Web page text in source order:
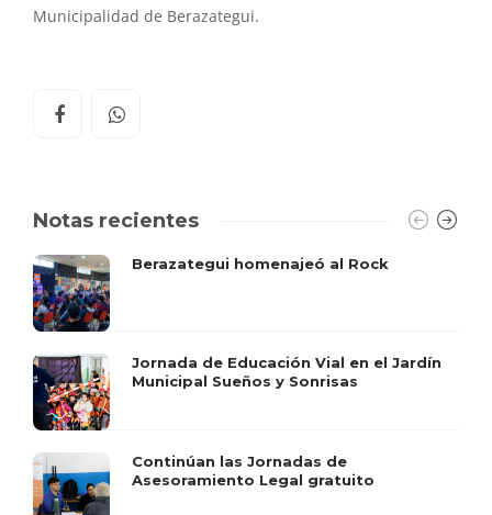
Municipalidad de Berazategui.
Notas recientes
Berazategui homenajeó al Rock
Jornada de Educación Vial en el Jardín
Municipal Sueños y Sonrisas
Continúan las Jornadas de
Asesoramiento Legal gratuito